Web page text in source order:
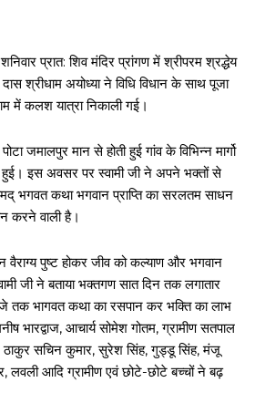
प्रात: शिव मंदिर प्रांगण में श्रीपरम श्रद्धेय
श्रीधाम अयोध्या ने विधि विधान के साथ पूजा
में कलश यात्रा निकाली गई।
जमालपुर मान से होती हुई गांव के विभिन्न मार्गो
इस अवसर पर स्वामी जी ने अपने भक्तों से
भगवत कथा भगवान प्राप्ति का सरलतम साधन
करने वाली है।
पुष्ट होकर जीव को कल्याण और भगवान
जी ने बताया भक्तगण सात दिन तक लगातार
तक भागवत कथा का रसपान कर भक्ति का लाभ
भारद्वाज, आचार्य सोमेश गोतम, ग्रामीण सतपाल
ठाकुर सचिन कुमार, सुरेश सिंह, गुड्डू सिंह, मंजू
लवली आदि ग्रामीण एवं छोटे-छोटे बच्चों ने बढ़